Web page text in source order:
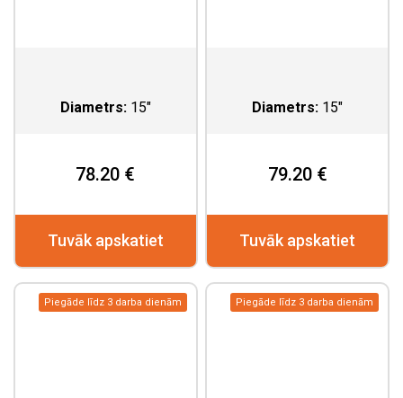
Diametrs:15"
78.20 €
Tuvāk apskatiet
Diametrs: 15"
79.20 €
Tuvāk apskatiet
Piegāde līdz 3 darba dienām Piegāde līdz 3 darba dienām